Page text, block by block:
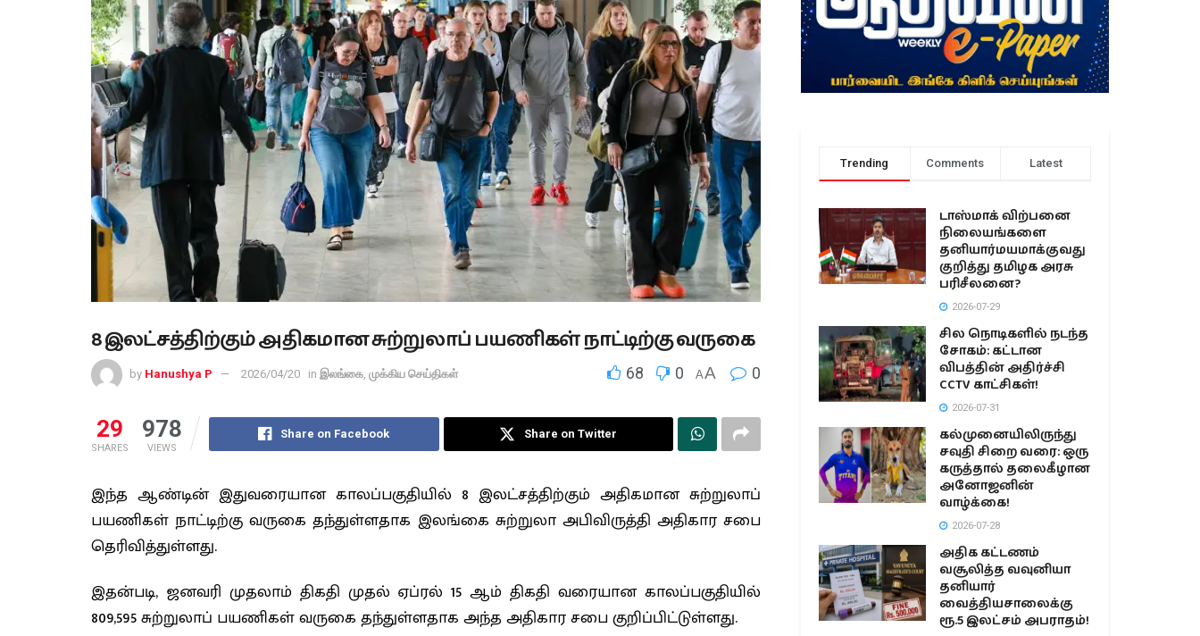
8 இலட்சத்திற்கும் அதிகமான சுற்றுலாப் பயணிகள் நாட்டிற்கு வருகை
by Hanushya P 2026/04/20 in இலங்கை முக்கிய செய்திகள் 68 0 AA 0
29
SHARES
978
VIEWS
Share on Facebook Share on Twitter
இந்த ஆண்டின் இதுவரையான காலப்பகுதியில் 8 இலட்சத்திற்கும் அதிகமான சுற்றுலாப்
பயணிகள் நாட்டிற்கு வருகை தந்துள்ளதாக இலங்கை சுற்றுலா அபிவிருத்தி அதிகார சபை
தெரிவித்துள்ளது.
இதன்படி, ஜனவரி முதலாம் திகதி முதல் ஏப்ரல் 15 ஆம் திகதி வரையான காலப்பகுதியில்
809,595 சுற்றுலாப் பயணிகள் வருகை தந்துள்ளதாக அந்த அதிகார சபை குறிப்பிட்டுள்ளது.
Trending Comments Latest
டாஸ்மாக் விற்பனை
நிலையங்களை
தனியார்மயமாக்குவது
குறித்து தமிழக அரசு
பரிசீலனை?
2026-07-29
சில நொடிகளில் நடந்த
சோகம்: கட்டான
விபத்தின் அதிர்ச்சி
CCTV காட்சிகள்!
2026-07-31
கல்முனையிலிருந்து
சவுதி சிறை வரை: ஒரு
கருத்தால் தலைகீழான
அனோஜனின்
வாழ்க்கை!
2026-07-28
அதிக கட்டணம்
வசூலித்த வவுனியா
தனியார்
வைத்தியசாலைக்கு
ரூ.5 இலட்சம் அபராதம்!